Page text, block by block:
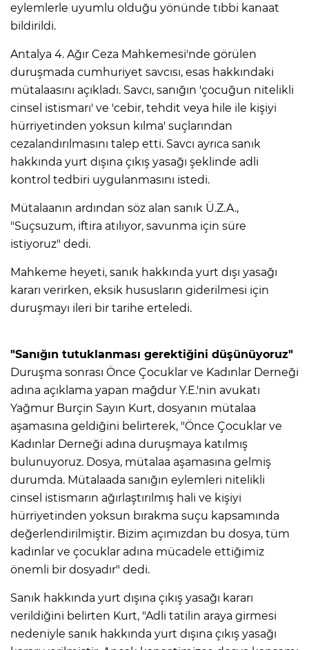
eylemlerle uyumlu olduğu yönünde tıbbi kanaat
bildirildi.
Antalya 4. Ağır Ceza Mahkemesi'nde görülen
duruşmada cumhuriyet savcısı, esas hakkındaki
mütalaasını açıkladı. Savcı, sanığın 'çocuğun nitelikli
cinsel istismarı' ve 'cebir, tehdit veya hile ile kişiyi
hürriyetinden yoksun kılma' suçlarından
cezalandırılmasını talep etti. Savcı ayrıca sanık
hakkında yurt dışına çıkış yasağı şeklinde adli
kontrol tedbiri uygulanmasını istedi.
Mütalaanın ardından söz alan sanık Ü.Z.A.,
"Suçsuzum, iftira atılıyor, savunma için süre
istiyoruz" dedi.
Mahkeme heyeti, sanık hakkında yurt dışı yasağı
kararı verirken, eksik hususların giderilmesi için
duruşmayı ileri bir tarihe erteledi.
"Sanığın tutuklanması gerektiğini düşünüyoruz"
Duruşma sonrası Önce Çocuklar ve Kadınlar Derneği
adına açıklama yapan mağdur Y.E.'nin avukatı
Yağmur Burçin Sayın Kurt, dosyanın mütalaa
aşamasına geldiğini belirterek, "Önce Çocuklar ve
Kadınlar Derneği adına duruşmaya katılmış
bulunuyoruz. Dosya, mütalaa aşamasına gelmiş
durumda. Mütalaada sanığın eylemleri nitelikli
cinsel istismarın ağırlaştırılmış hali ve kişiyi
hürriyetinden yoksun bırakma suçu kapsamında
değerlendirilmiştir. Bizim açımızdan bu dosya, tüm
kadınlar ve çocuklar adına mücadele ettiğimiz
önemli bir dosyadır" dedi.
Sanık hakkında yurt dışına çıkış yasağı kararı
verildiğini belirten Kurt, "Adli tatilin araya girmesi
nedeniyle sanık hakkında yurt dışına çıkış yasağı